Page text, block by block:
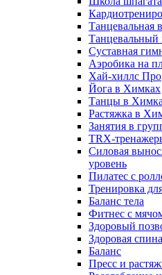
Танцевальная
Танцевальный
Суставная
Аэробика на
Хай-хиллс Про
Йога в Химках
Танцы в
Растяжка в
Занятия в
TRX-
Силовая
уровень
Пилатес с
Тренировка
Баланс тела
Фитнес с
Здоровый
Здоровая
Баланс
Пресс и